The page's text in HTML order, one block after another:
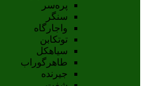
پره‌سر
سنگر
واجارگاه
توتکابن
سیاهکل
طاهرگوراب
جیرنده